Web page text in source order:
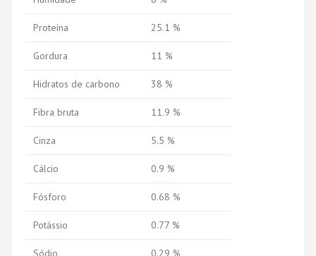
Proteína 25.1 %
Gordura 11 %
Hidratos de carbono 38 %
Fibra bruta 11.9 %
Cinza 5.5 %
Cálcio 0.9 %
Fósforo 0.68 %
Potássio 0.77 %
Sódio 0.29 %